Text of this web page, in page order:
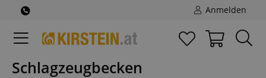
Anmelden
Schlagzeugbecken